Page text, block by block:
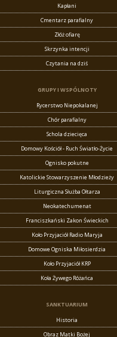
Kapłani
Cmentarz parafialny
Złóż ofiarę
Skrzynka intencji
Czytania na dziś
GRUPY I WSPÓLNOTY
Rycerstwo Niepokalanej
Chór parafialny
Schola dziecięca
Domowy Kościół - Ruch Światło-Życie
Ognisko pokutne
Katolickie Stowarzyszenie Młodzieży
Liturgiczna Służba Ołtarza
Neokatechumenat
Franciszkański Zakon Świeckich
Koło Przyjaciół Radio Maryja
Domowe Ogniska Miłosierdzia
Koło Przyjaciół KRP
Koła Żywego Różańca
SANKTUARIUM
Historia
Obraz Matki Bożej